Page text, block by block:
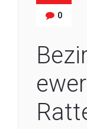
0